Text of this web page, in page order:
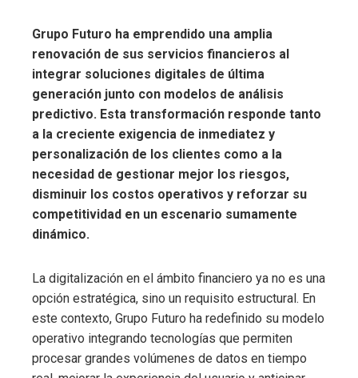
Grupo Futuro ha emprendido una amplia
renovación de sus servicios financieros al
integrar soluciones digitales de última
generación junto con modelos de análisis
predictivo. Esta transformación responde tanto
a la creciente exigencia de inmediatez y
personalización de los clientes como a la
necesidad de gestionar mejor los riesgos,
disminuir los costos operativos y reforzar su
competitividad en un escenario sumamente
dinámico.
La digitalización en el ámbito financiero ya no es una
opción estratégica, sino un requisito estructural. En
este contexto, Grupo Futuro ha redefinido su modelo
operativo integrando tecnologías que permiten
procesar grandes volúmenes de datos en tiempo